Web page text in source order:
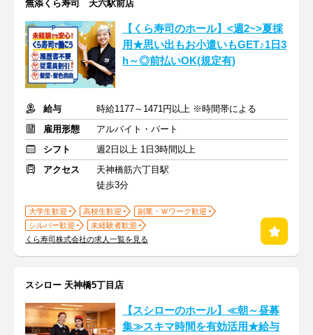
無添くら寿司 天六駅前店
【くら寿司のホール】<週2~>夏採
用★思い出もお小遣いもGET♪1日3
h～◎前払いOK(規定有)
給与
時給1177～1471円以上 ※時間帯による
雇用形態
アルバイト・パート
シフト
週2日以上 1日3時間以上
アクセス
天神橋筋六丁目駅
徒歩3分
大学生歓迎 高校生歓迎
副業・Ｗワーク歓迎
シルバー歓迎
未経験者歓迎
くら寿司株式会社の求人一覧を見る
スシロー 天神橋5丁目店
【スシローのホール】≪朝～昼募
集≫スキマ時間を有効活用★給与